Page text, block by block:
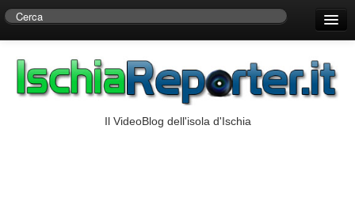
Centro di Ricerche Storiche D’Ambra
Il VideoBlog dell'isola d'Ischia